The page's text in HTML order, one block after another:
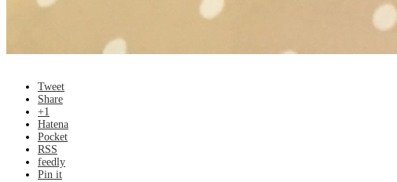
Tweet
Share
+1
Hatena
Pocket
RSS
feedly
Pin it